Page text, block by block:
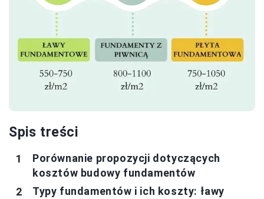
Spis treści
Porównanie propozycji dotyczących
kosztów budowy fundamentów
Typy fundamentów i ich koszty: ławy